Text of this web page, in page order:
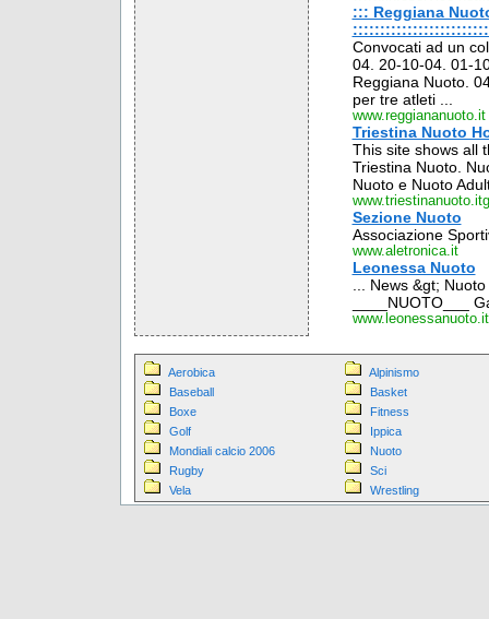
::: Reggiana
Convocati ad un
04. 20-10-04. 01-
Reggiana Nuoto.
per tre atleti ...
www.reggiananuoto.it
Triestina Nuoto
This site shows all
Triestina Nuoto.
Nuoto e Nuoto
Sezione Nuoto
Associazione
www.aletronica.it
Leonessa Nuoto
... News &gt;
____NUOTO___
www.leonessanuoto.it
Aerobica
Alpinismo
Baseball
Basket
Boxe
Fitness
Golf
Ippica
Mondiali calcio 2006
Nuoto
Rugby
Sci
Vela
Wrestling